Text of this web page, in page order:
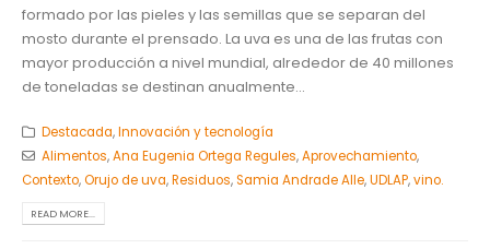
formado por las pieles y las semillas que se separan del
mosto durante el prensado. La uva es una de las frutas con
mayor producción a nivel mundial, alrededor de 40 millones
de toneladas se destinan anualmente...
Destacada,Innovación y tecnología
Alimentos,Ana Eugenia Ortega Regules,Aprovechamiento,
Contexto,Orujo de uva,Residuos,Samia Andrade Alle,UDLAP,vino.
READ MORE...